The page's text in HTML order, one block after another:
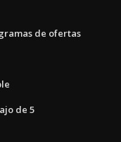
de ofertas
de 5